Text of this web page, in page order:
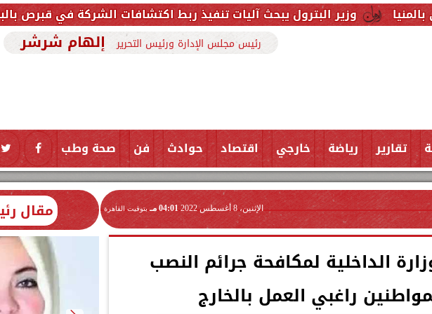
البترول يبحث آليات تنفيذ ربط اكتشافات الشركة في قبرص بالبنية التحتية
رئيس مجلس الإدارة ورئيس التحرير إلهام شرشر
تقارير رياضة خارجي اقتصاد حوادث فن صحة وطب
الإثنين، 8 أغسطس 2022 04:01 مـ بتوقيت القاهرة
الداخلية لمكافحة جرائم النصب
راغبي العمل بالخارج
مقال